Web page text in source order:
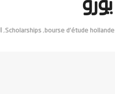
bourse d'étude hollande
,
Scholarships
,